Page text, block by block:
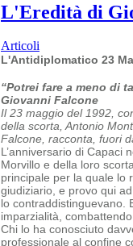
L'Eredità di
Articoli
L'Antidiplomatico 23
“Potrei fare a meno di
Giovanni Falcone
Il 23 maggio del 1992,
della scorta, Antonio
Falcone, racconta, fuori
L’anniversario di Capaci
Morvillo e della loro
principale per la quale lo
giudiziario, e provo qui
lo contraddistinguevano.
imparzialità,
Chi lo ha conosciuto
professionale al confine